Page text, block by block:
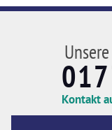
Kontakt